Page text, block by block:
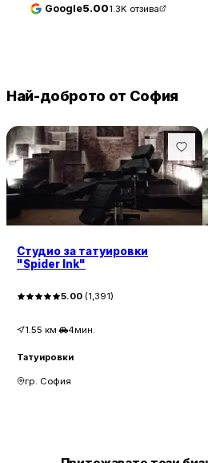
Google5.001.3K отзива
Най-доброто от София
Студио за татуировки
"Spider Ink"
5.00 (1,391)
1.55 км· 4мин.
Татуировки
гр. София